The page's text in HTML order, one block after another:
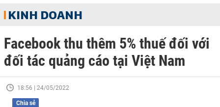
KINH DOANH
Facebook thu thêm 5% thuế đối với
đối tác quảng cáo tại Việt Nam
18:56 | 24/05/2022
Chia sẻ